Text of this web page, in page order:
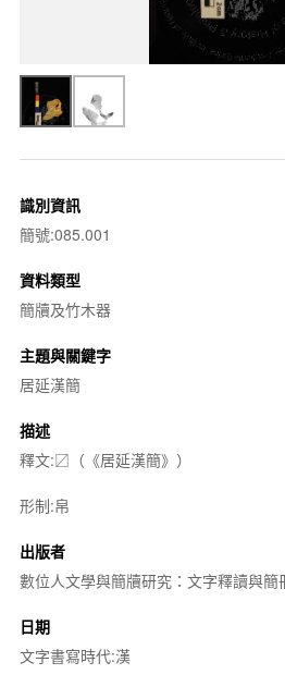
識別資訊
簡號:085.001
資料類型
簡牘及竹木器
主題與關鍵字
居延漢簡
描述
釋文:〼（《居延漢簡》）
形制:帛
出版者
數位人文學與簡牘研究：文字釋讀與簡
日期
文字書寫時代:漢